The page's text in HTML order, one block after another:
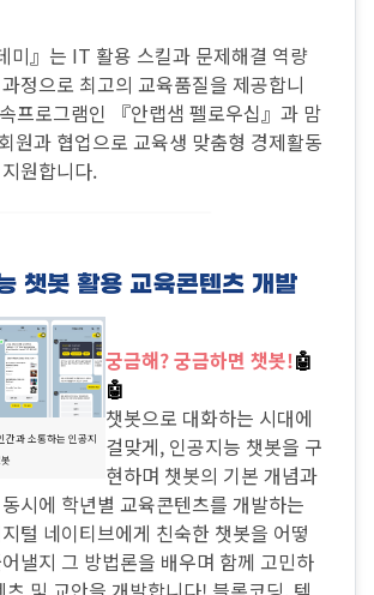
미』는 IT 활용 스킬과 문제해결 역량
정으로 최고의 교육품질을 제공합니
프로그램인 『안랩샘 펠로우십』과 맘
원과 협업으로 교육생 맞춤형 경제활동
원합니다.
과 소통하는 인공지
궁금해? 궁금하면 챗봇!🤖
🤖
챗봇으로 대화하는 시대에
걸맞게, 인공지능 챗봇을 구
현하며 챗봇의 기본 개념과
시에 학년별 교육콘텐츠를 개발하는
털 네이티브에게 친숙한 챗봇을 어떻
낼지 그 방법론을 배우며 함께 고민하